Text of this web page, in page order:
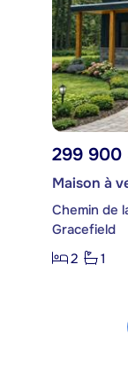
299 900
Maison à
Chemin de
Gracefield
2
1